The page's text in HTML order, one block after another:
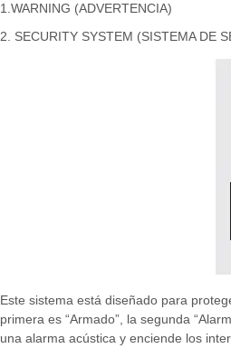
1.WARNING (ADVERTENCIA)
2. SECURITY SYSTEM (SISTEMA DE
Este sistema está diseñado para
primera es “Armado”, la segunda
una alarma acústica y enciende los